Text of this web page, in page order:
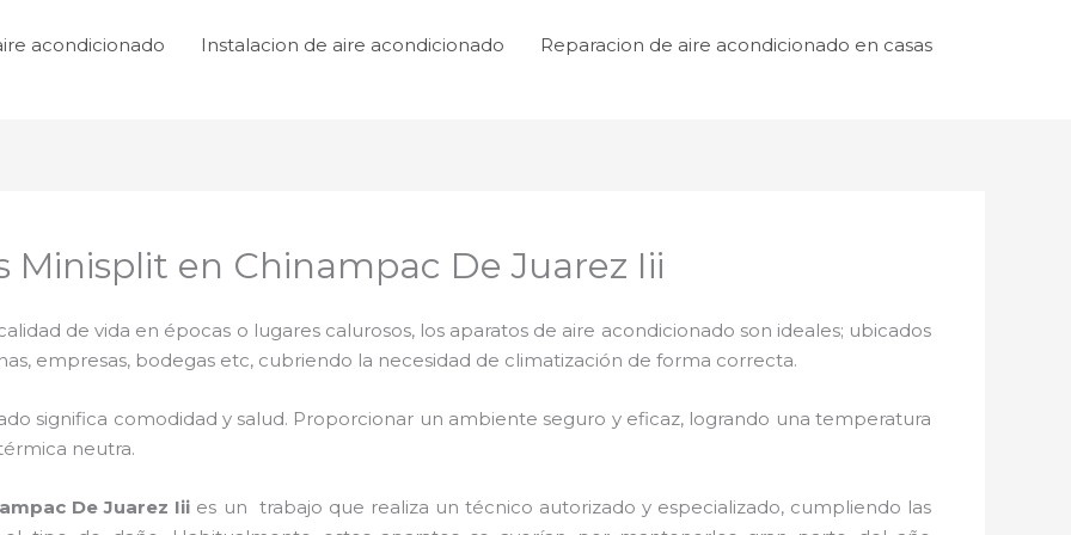
acondicionado Instalacion de aire acondicionado Reparacion de aire acondicionado en casas
Minisplit en Chinampac De Juarez Iii
de vida en épocas o lugares calurosos, los aparatos de aire acondicionado son ideales; ubicados
empresas, bodegas etc, cubriendo la necesidad de climatización de forma correcta.
significa comodidad y salud. Proporcionar un ambiente seguro y eficaz, logrando una temperatura
neutra.
De Juarez Iii es un trabajo que realiza un técnico autorizado y especializado, cumpliendo las